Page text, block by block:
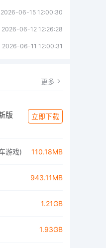
2026-06-15 12:00:30
2026-06-12 12:26:28
2026-06-11 12:00:31
更多
版 立即下载
游戏) 110.18MB
943.11MB
1.21GB
1.93GB